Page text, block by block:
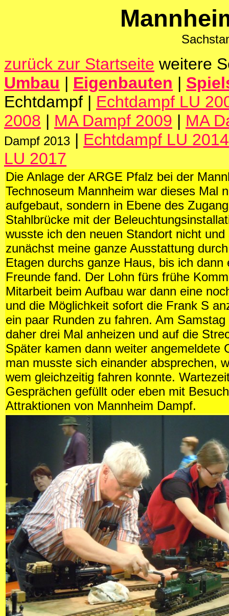
zurück zur Startseite weitere
Umbau | Eigenbauten |
Echtdampf | Echtdampf LU
2008 | MA Dampf 2009 | MA
Dampf 2013 | Echtdampf LU 2014
LU 2017
Die Anlage der ARGE Pfalz bei der
Technoseum Mannheim war dieses Mal
aufgebaut, sondern in Ebene des
Stahlbrücke mit der
wusste ich den neuen Standort nicht und
zunächst meine ganze Ausstattung
Etagen durchs ganze Haus, bis ich dann
Freunde fand. Der Lohn fürs frühe
Mitarbeit beim Aufbau war dann eine
und die Möglichkeit sofort die Frank S
ein paar Runden zu fahren. Am
daher drei Mal anheizen und auf die
Später kamen dann weiter angemeldete
man musste sich einander absprechen,
wem gleichzeitig fahren konnte.
Gesprächen gefüllt oder eben mit
Attraktionen von Mannheim Dampf.